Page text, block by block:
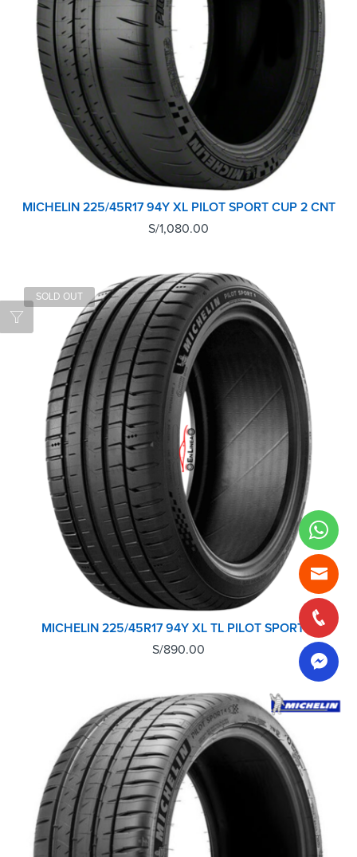
MICHELIN 225/45R17 94Y XL PILOT SPORT CUP 2 CNT
S/1,080.00
SOLD OUT
MICHELIN 225/45R17 94Y XL TL PILOT SPORT 5
S/890.00